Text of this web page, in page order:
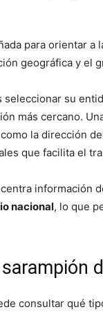
para orientar
geográfica y el
su
más cercano.
la dirección
que facilita el
información
nacional, lo que
consultar qué